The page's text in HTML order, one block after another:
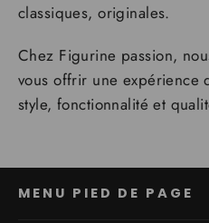
classiques, originales.
Chez Figurine passion,
vous offrir une expérience
style, fonctionnalité et
MENU PIED DE PAGE